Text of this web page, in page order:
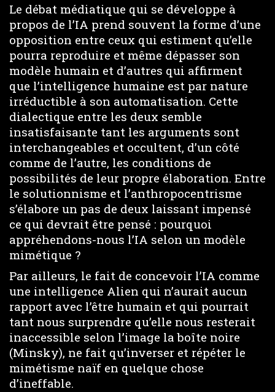
Le débat médiatique qui se développe à
propos de l’IA prend souvent la forme d’une
opposition entre ceux qui estiment qu’elle
pourra reproduire et même dépasser son
modèle humain et d’autres qui affirment
que l’intelligence humaine est par nature
irréductible à son automatisation. Cette
dialectique entre les deux semble
insatisfaisante tant les arguments sont
interchangeables et occultent, d’un côté
comme de l’autre, les conditions de
possibilités de leur propre élaboration. Entre
le solutionnisme et l’anthropocentrisme
s’élabore un pas de deux laissant impensé
ce qui devrait être pensé : pourquoi
appréhendons-nous l’IA selon un modèle
mimétique ?
Par ailleurs, le fait de concevoir l’IA comme
une intelligence Alien qui n’aurait aucun
rapport avec l’être humain et qui pourrait
tant nous surprendre qu’elle nous resterait
inaccessible selon l’image la boîte noire
(Minsky), ne fait qu’inverser et répéter le
mimétisme naïf en quelque chose
d’ineffable.